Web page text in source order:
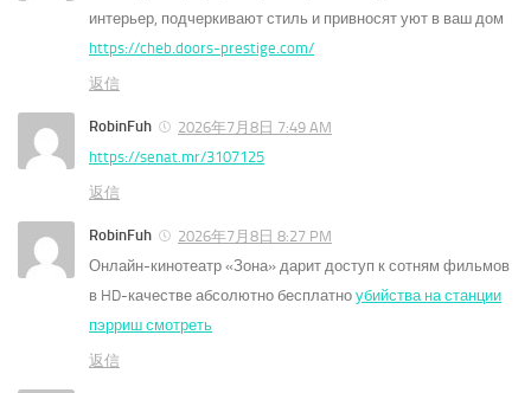
интерьер, подчеркивают стиль и привносят уют в ваш дом
https://cheb.doors-prestige.com/
返信
RobinFuh
2026年7月8日 7:49 AM
https://senat.mr/3107125
返信
RobinFuh
2026年7月8日 8:27 PM
Онлайн-кинотеатр «Зона» дарит доступ к сотням фильмов
в HD-качестве абсолютно бесплатно убийства на станции
пэрриш смотреть
返信